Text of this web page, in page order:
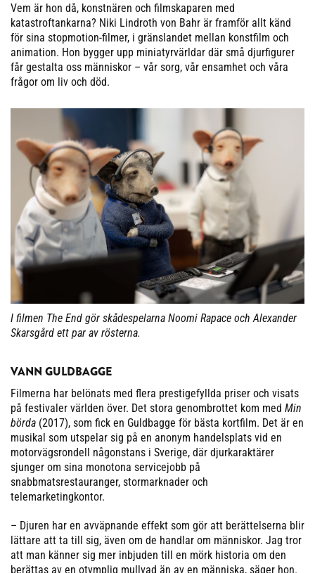
Vem är hon då, konstnären och filmskaparen med
katastroftankarna? Niki Lindroth von Bahr är framför allt känd
för sina stopmotion-filmer, i gränslandet mellan konstfilm och
animation. Hon bygger upp miniatyrvärldar där små djurfigurer
får gestalta oss människor – vår sorg, vår ensamhet och våra
frågor om liv och död.
I filmen The End gör skådespelarna Noomi Rapace och Alexander
Skarsgård ett par av rösterna.
VANN GULDBAGGE
Filmerna har belönats med flera prestigefyllda priser och visats
på festivaler världen över. Det stora genombrottet kom med Min
börda (2017), som fick en Guldbagge för bästa kortfilm. Det är en
musikal som utspelar sig på en anonym handelsplats vid en
motorvägsrondell någonstans i Sverige, där djurkaraktärer
sjunger om sina monotona servicejobb på
snabbmatsrestauranger, stormarknader och
telemarketingkontor.
– Djuren har en avväpnande effekt som gör att berättelserna blir
lättare att ta till sig, även om de handlar om människor. Jag tror
att man känner sig mer inbjuden till en mörk historia om den
berättas av en otymplig mullvad än av en människa, säger hon.